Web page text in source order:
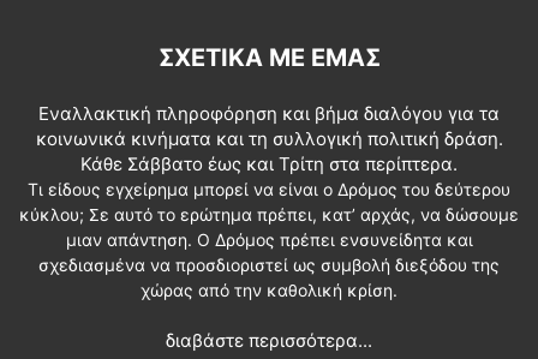
ΣΧΕΤΙΚΆ ΜΕ ΕΜΆΣ
Εναλλακτική πληροφόρηση και βήμα διαλόγου για τα
κοινωνικά κινήματα και τη συλλογική πολιτική δράση.
Κάθε Σάββατο έως και Τρίτη στα περίπτερα.
Τι είδους εγχείρημα μπορεί να είναι ο Δρόμος του δεύτερου
κύκλου; Σε αυτό το ερώτημα πρέπει, κατ’ αρχάς, να δώσουμε
μιαν απάντηση. Ο Δρόμος πρέπει ενσυνείδητα και
σχεδιασμένα να προσδιοριστεί ως συμβολή διεξόδου της
χώρας από την καθολική κρίση.
διαβάστε περισσότερα...